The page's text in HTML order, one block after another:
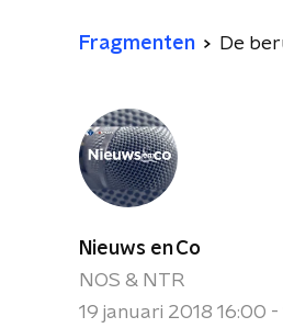
Fragmenten De
Nieuws en Co
NOS & NTR
19 januari 2018 16:00 -